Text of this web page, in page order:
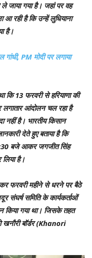
जाया गया है। जहां पर वह
है कि उन्हें लुधियाना
है।
PM मोदी पर लगाया
13 फरवरी से हरियाणा की
आंदोलन चल रहा है
है। भारतीय किसान
देते हुए बताया है कि
बजे आकर जगजीत सिंह
है।
फरवरी महीने से धरने पर बैठे
संघर्ष समिति के कार्यकर्ताओं
गया था। जिसके तहत
बॉर्डर (Khanori